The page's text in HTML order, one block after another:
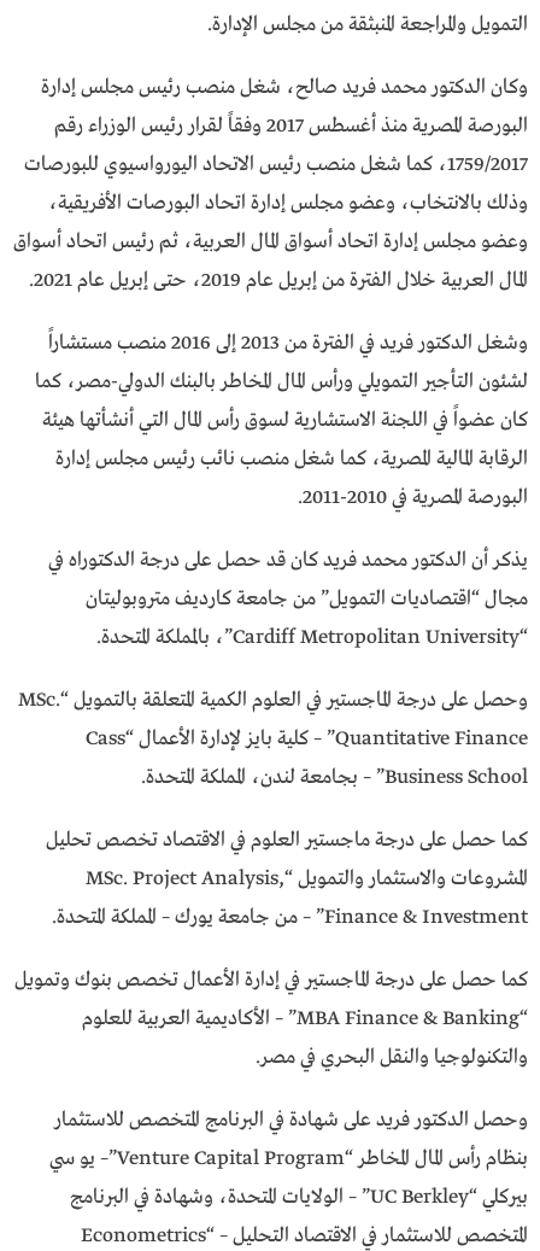
التمويل والمراجعة المنبثقة من مجلس الإدارة.
وكان الدكتور محمد فريد صالح، شغل منصب رئيس مجلس إدارة
البورصة المصرية منذ أغسطس 2017 وفقاً لقرار رئيس الوزراء رقم
1759/2017، كما شغل منصب رئيس الاتحاد اليورواسيوي للبورصات
وذلك بالانتخاب، وعضو مجلس إدارة اتحاد البورصات الأفريقية،
وعضو مجلس إدارة اتحاد أسواق المال العربية، ثم رئيس اتحاد أسواق
المال العربية خلال الفترة من إبريل عام 2019، حتى إبريل عام 2021.
وشغل الدكتور فريد في الفترة من 2013 إلى 2016 منصب مستشاراً
لشئون التأجير التمويلي ورأس المال المخاطر بالبنك الدولي-مصر، كما
كان عضواً في اللجنة الاستشارية لسوق رأس المال التي أنشأتها هيئة
الرقابة المالية المصرية، كما شغل منصب نائب رئيس مجلس إدارة
البورصة المصرية في 2010-2011.
يذكر أن الدكتور محمد فريد كان قد حصل على درجة الدكتوراه في
مجال “اقتصاديات التمويل” من جامعة كارديف متروبوليتان
“Cardiff Metropolitan University”، بالمملكة المتحدة.
وحصل على درجة الماجستير في العلوم الكمية المتعلقة بالتمويل “MSc.
Quantitative Finance” – كلية بايز لإدارة الأعمال “Cass
Business School” – بجامعة لندن، المملكة المتحدة.
كما حصل على درجة ماجستير العلوم في الاقتصاد تخصص تحليل
المشروعات والاستثمار والتمويل “MSc. Project Analysis,
Finance & Investment” – من جامعة يورك – المملكة المتحدة.
كما حصل على درجة الماجستير في إدارة الأعمال تخصص بنوك وتمويل
“MBA Finance & Banking” – الأكاديمية العربية للعلوم
والتكنولوجيا والنقل البحري في مصر.
وحصل الدكتور فريد على شهادة في البرنامج المتخصص للاستثمار
بنظام رأس المال المخاطر “Venture Capital Program”– يو سي
بيركلي “UC Berkley” – الولايات المتحدة، وشهادة في البرنامج
المتخصص للاستثمار في الاقتصاد التحليل – “Econometrics